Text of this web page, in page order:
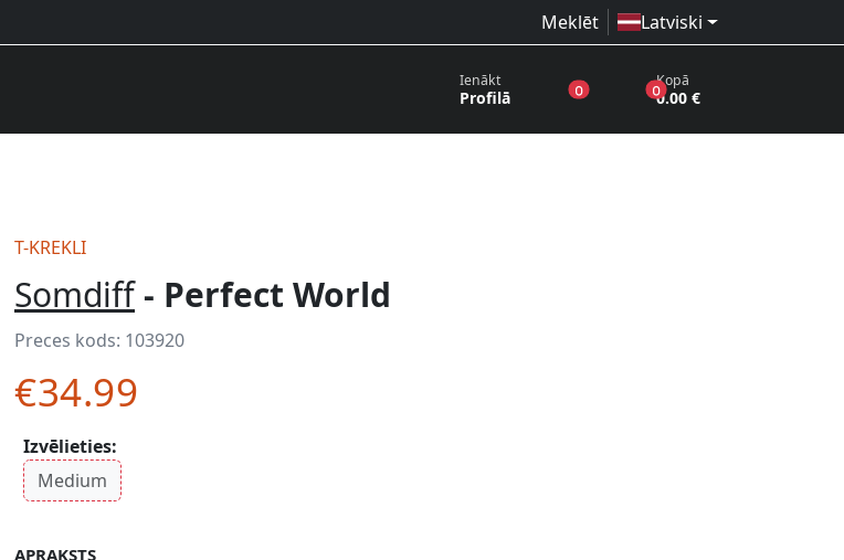
Meklēt Latviski
Ienākt
Profilā 0produkti vēlmju sarakstā
0produkti grozā
Kopā
0.00 €
T-KREKLI
Somdiff- Perfect World
Preces kods: 103920
€34.99
Izvēlieties:
Medium
APRAKSTS